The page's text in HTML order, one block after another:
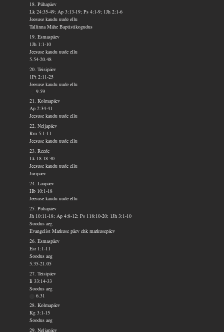
18. Pühapäev
Lk 24:35-49; Ap 3:13-19; Ps 4:1-9; 1Jh 2:1-6
Jeesuse kaudu uude ellu
Tallinna Mähe Baptistikogudus
19. Esmaspäev
1Jh 1:1-10
Jeesuse kaudu uude ellu
5.54-20.48
20. Teisipäev
1Pt 2:11-25
Jeesuse kaudu uude ellu
9.59
21. Kolmapäev
Ap 2:34-41
Jeesuse kaudu uude ellu
22. Neljapäev
Rm 5:1-11
Jeesuse kaudu uude ellu
23. Reede
Lk 18:18-30
Jeesuse kaudu uude ellu
Jüripäev
24. Laupäev
Hb 10:1-18
Jeesuse kaudu uude ellu
25. Pühapäev
Jh 10:11-18; Ap 4:8-12; Ps 118:10-20; 1Jh 3:1-10
Soodus aeg
Evangelist Markuse päev ehk markusepäev
26. Esmaspäev
Esr 1:1-11
Soodus aeg
5.35-21.05
27. Teisipäev
Ii 33:14-33
Soodus aeg
6.31
28. Kolmapäev
Kg 3:1-15
Soodus aeg
29. Neljapäev